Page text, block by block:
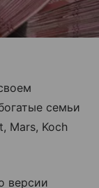
семьи
Mars, Koch
версии